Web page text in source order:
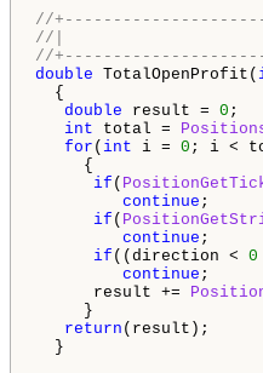
//
//|
//
double TotalOpenProfit(
{
double result = 0 ;
int total =
for ( int i = 0 ; i <
{
if (
continue ;
if (
continue ;
if ((direction < 0
continue ;
result +=
}
return (result);
}